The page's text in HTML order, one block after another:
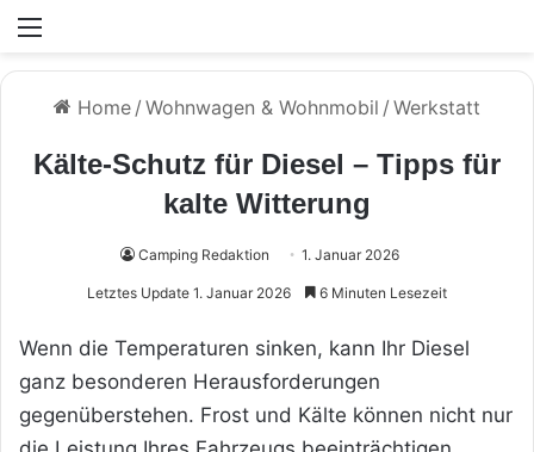
Home / Wohnwagen & Wohnmobil / Werkstatt
Kälte-Schutz für Diesel – Tipps für
kalte Witterung
Camping Redaktion 1. Januar 2026
Letztes Update 1. Januar 2026 6 Minuten Lesezeit
Wenn die Temperaturen sinken, kann Ihr Diesel
ganz besonderen Herausforderungen
gegenüberstehen. Frost und Kälte können nicht nur